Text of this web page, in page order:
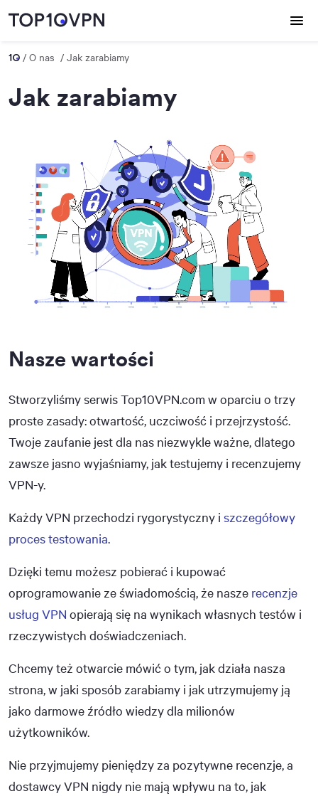
O nas Jak zarabiamy
Jak zarabiamy
Nasze wartości
Stworzyliśmy serwis Top10VPN.com w oparciu o trzy
proste zasady: otwartość, uczciwość i przejrzystość.
Twoje zaufanie jest dla nas niezwykle ważne, dlatego
zawsze jasno wyjaśniamy, jak testujemy i recenzujemy
VPN-y.
Każdy VPN przechodzi rygorystyczny i szczegółowy
proces testowania.
Dzięki temu możesz pobierać i kupować
oprogramowanie ze świadomością, że nasze recenzje
usług VPN opierają się na wynikach własnych testów i
rzeczywistych doświadczeniach.
Chcemy też otwarcie mówić o tym, jak działa nasza
strona, w jaki sposób zarabiamy i jak utrzymujemy ją
jako darmowe źródło wiedzy dla milionów
użytkowników.
Nie przyjmujemy pieniędzy za pozytywne recenzje, a
dostawcy VPN nigdy nie mają wpływu na to, jak